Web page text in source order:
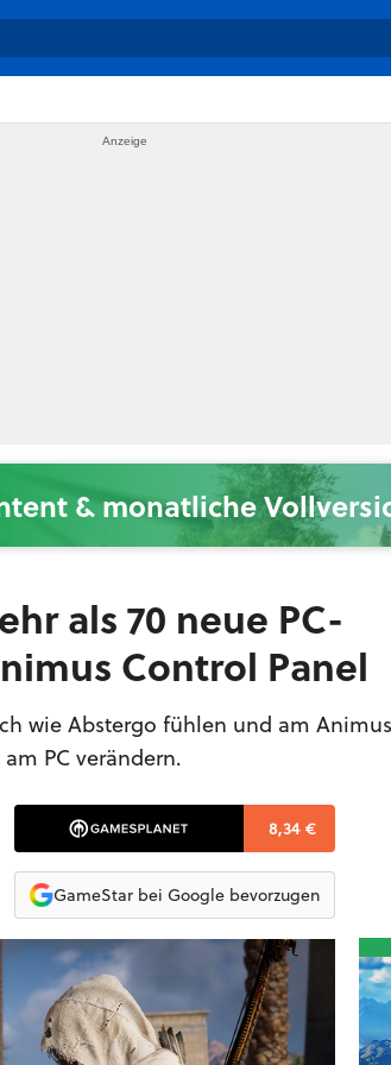
& monatliche
als 70 neue PC-
Control Panel
wie Abstergo fühlen und am Animus
PC verändern.
8,34 €
GameStar bei Google bevorzugen